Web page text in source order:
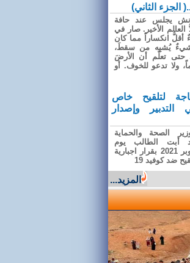
الجزء الثاني)
يجلس عند حافة
العالم الأخير. صار في
انكساراً مما كان
شيءٌ يُشبِه من سقطَ،
تعلّم أن الأرضَ
ولا تدعو للخوف. أو
لتلقيح خاص
التدبير وإصدار
الصحة والحماية
أبت الطالب يوم
الخميس 21 أكتوبر 2021 بقرار اجبارية
ضد كوفيد 19
المزيد...